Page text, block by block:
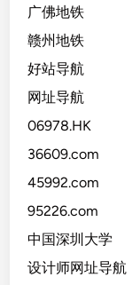
广佛地铁
赣州地铁
好站导航
网址导航
06978.HK
36609.com
45992.com
95226.com
中国深圳大学
设计师网址导航